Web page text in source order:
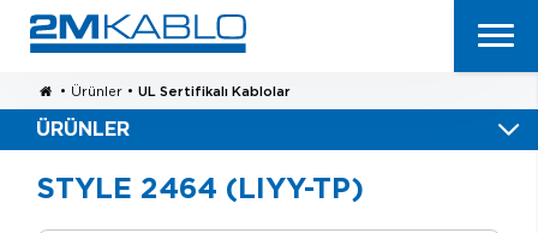
• Ürünler • UL Sertifikalı Kablolar
ÜRÜNLER
STYLE 2464 (LIYY-TP)